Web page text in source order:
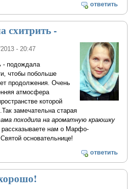
ответить
схитрить -
2013 - 20:47
- подождала
чтобы побольше
продолжения. Очень
атмосфера
которой
замечательна старая
походила на ароматную краюшку
нам о Марфо-
основательнице!
ответить